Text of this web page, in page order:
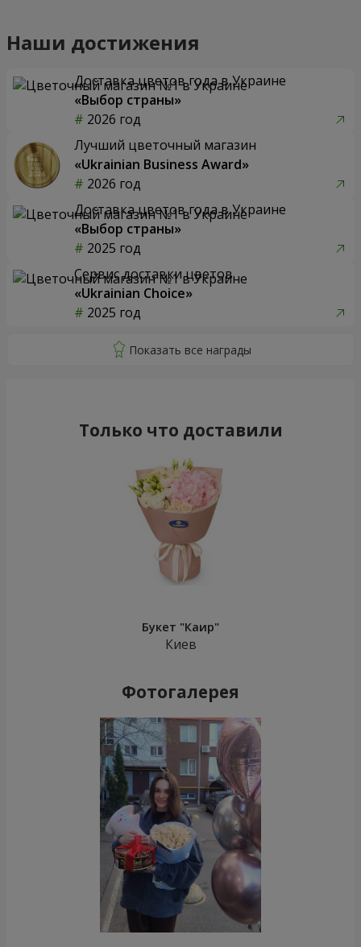
Наши достижения
Доставка цветов года в Украине
«Выбор страны»
2026 год
Лучший цветочный магазин
«Ukrainian Business Award»
2026 год
Доставка цветов года в Украине
«Выбор страны»
2025 год
Сервис доставки цветов
«Ukrainian Choice»
2025 год
Только что доставили
Букет "Каир"
Киев
Фотогалерея